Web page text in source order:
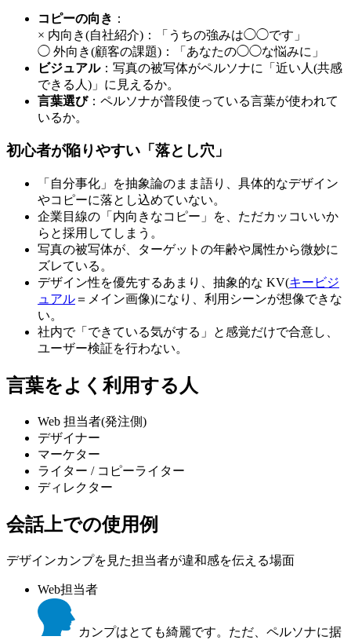
コピーの向き ：
× 内向き(自社紹介)：「うちの強みは◯◯です」
◯ 外向き(顧客の課題)：「あなたの◯◯な悩みに」
ビジュアル：写真の被写体がペルソナに「近い人(共感
できる人)」に見えるか。
言葉選び：ペルソナが普段使っている言葉が使われて
いるか。
初心者が陥りやすい「落とし穴」
「自分事化」を抽象論のまま語り、具体的なデザイン
やコピーに落とし込めていない。
企業目線の「内向きなコピー」を、ただカッコいいか
らと採用してしまう。
写真の被写体が、ターゲットの年齢や属性から微妙に
ズレている。
デザイン性を優先するあまり、抽象的な KV(キービジ
ュアル ＝メイン画像)になり、利用シーンが想像できな
い。
社内で「できている気がする」と感覚だけで合意し、
ユーザー検証を行わない。
言葉をよく利用する人
Web 担当者(発注側)
デザイナー
マーケター
ライター / コピーライター
ディレクター
会話上での使用例
デザインカンプを見た担当者が違和感を伝える場面
Web担当者
カンプはとても綺麗です。ただ、ペルソナに据